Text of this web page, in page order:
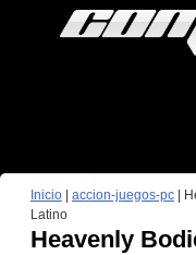
Inicio| accion-juegos-pc|
Latino
Heavenly